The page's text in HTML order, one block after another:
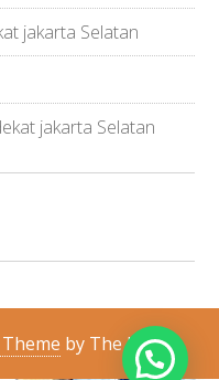
jakarta Selatan
jakarta Selatan
by The Hosts